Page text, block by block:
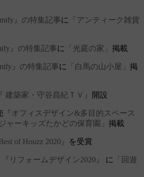
』の特集記事に
「アンティーク雑貨
』の特集記事に 「光庭の家」 掲載
』の特集記事に 「白馬の山小屋」 掲
建築家・守谷昌紀ＴＶ』 開設
『オフィスデザイン&多目的スペース
ャーキッズたかどの保育園」 掲載
of Houzz 2020』 を受賞
『リフォームデザイン2020』 に
「回遊